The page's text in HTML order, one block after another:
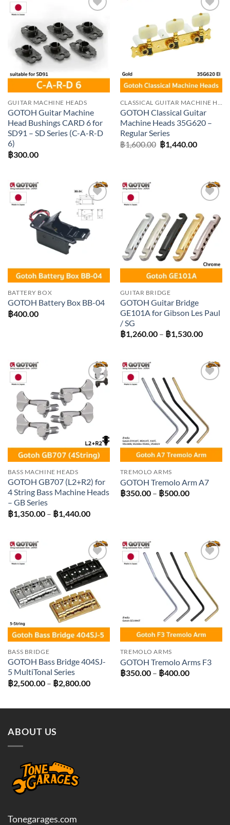
Add to
wishlist
GUITAR MACHINE HEADS
GOTOH Guitar Machine
Head Bushings CARD 6 for
SD91 – SD Series (C-A-R-D
6)
฿300.00
Add to
wishlist
GOTOH Classical Guitar
Machine Heads 35G620 –
Regular Series
฿1,600.00 Original
price
฿1,440.00Current
Add to
wishlist
BATTERY BOX
GOTOH Battery Box BB-04
฿400.00
wishlist
GUITAR BRIDGE
GOTOH Guitar Bridge
GE101A for Gibson Les Paul
/ SG
฿1,260.00 – ฿1,530.00Price
฿
Add to
wishlist
BASS MACHINE HEADS
GOTOH GB707 (L2+R2) for
4 String Bass Machine Heads
– GB Series
฿1,350.00 – ฿1,440.00Price
฿1,440.00
TREMOLO ARMS
GOTOH Tremolo Arm A7
฿350.00 – ฿500.00Price
Add to
wishlist
BASS BRIDGE
GOTOH Bass Bridge 404SJ-
5 MultiTonal Series
฿2,500.00 – ฿2,800.00Price
wishlist
TREMOLO ARMS
GOTOH Tremolo Arms F3
฿350.00 – ฿400.00Price
ABOUT US
Tonegarages.com